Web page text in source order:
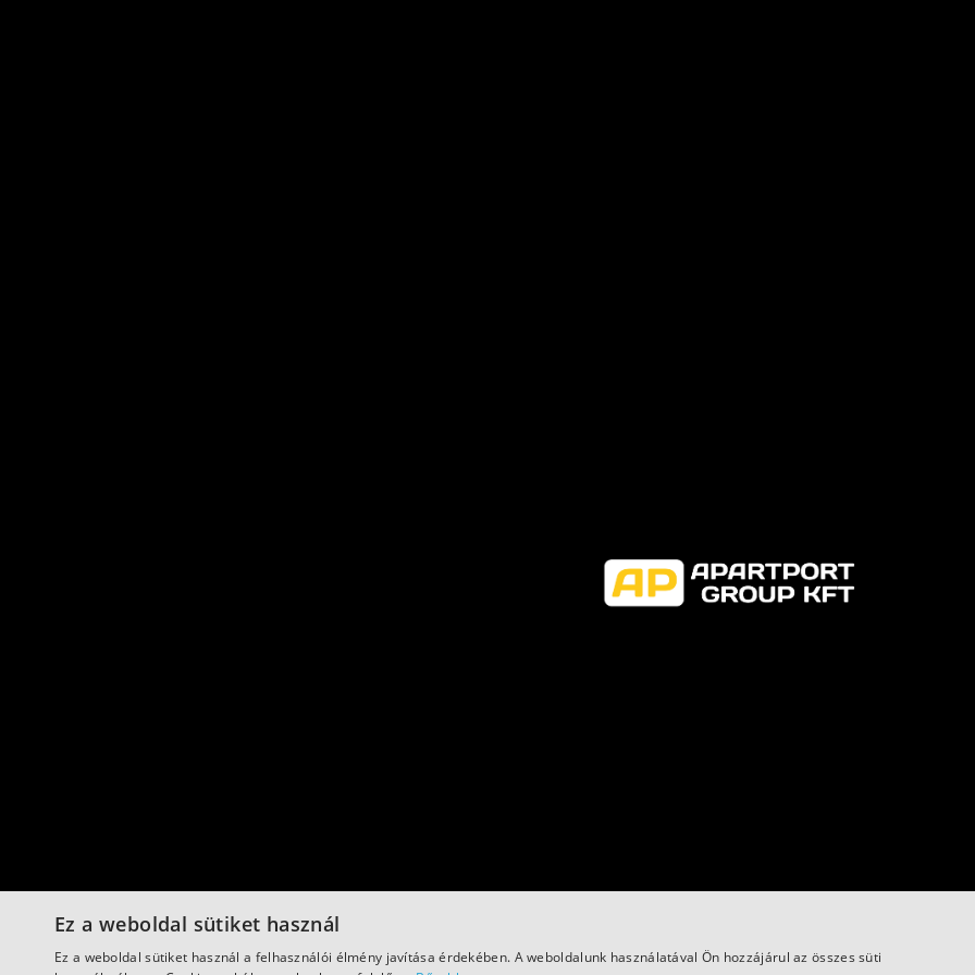
Ez a weboldal sütiket használ
Ez a weboldal sütiket használ a felhasználói élmény javítása érdekében. A weboldalunk használatával Ön hozzájárul az összes süti